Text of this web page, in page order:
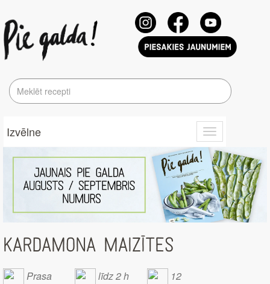
Toggle
navigation
Izvēlne
KARDAMONA MAIZĪTES
Prasa
līdz 2 h
12